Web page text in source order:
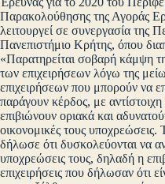
Παρακολούθησης της Αγοράς
λειτουργεί σε συνεργασία της
Πανεπιστήμιο Κρήτης, όπου
«Παρατηρείται σοβαρή κάμψη
των επιχειρήσεων λόγω της
επιχειρήσεων που μπορούν να
παράγουν κέρδος, με
επιβιώνουν οριακά και
οικονομικές τους
δήλωσε ότι δυσκολεύονται να
υποχρεώσεις τους, δηλαδή η
επιχειρήσεις που δήλωσαν ότι